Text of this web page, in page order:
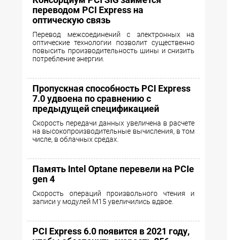
переводом PCI Express на
оптическую связь
Перевод межсоединений с электронных на
оптические технологии позволит существенно
повысить производительность шины и снизить
потребление энергии.
Пропускная способность PCI Express
7.0 удвоена по сравнению с
предыдущей спецификацией
Cкорость передачи данных увеличена в расчете
на высокопроизводительные вычисления, в том
числе, в облачных средах.
Память Intel Optane перевели на PCIe
gen 4
Скорость операций произвольного чтения и
записи у модулей M15 увеличились вдвое.
PCI Express 6.0 появится в 2021 году,